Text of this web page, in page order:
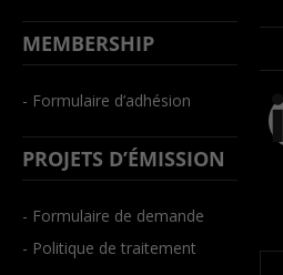
MEMBERSHIP
- Formulaire d’adhésion
PROJETS D’ÉMISSION
- Formulaire de demande
- Politique de traitement